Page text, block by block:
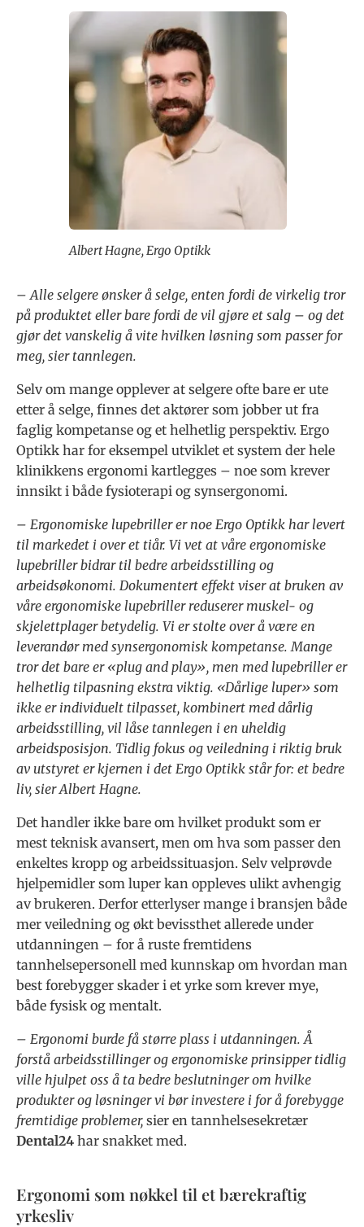
Albert Hagne, Ergo Optikk
– Alle selgere ønsker å selge, enten fordi de virkelig tror
på produktet eller bare fordi de vil gjøre et salg – og det
gjør det vanskelig å vite hvilken løsning som passer for
meg, sier tannlegen.
Selv om mange opplever at selgere ofte bare er ute
etter å selge, finnes det aktører som jobber ut fra
faglig kompetanse og et helhetlig perspektiv. Ergo
Optikk har for eksempel utviklet et system der hele
klinikkens ergonomi kartlegges – noe som krever
innsikt i både fysioterapi og synsergonomi.
– Ergonomiske lupebriller er noe Ergo Optikk har levert
til markedet i over et tiår. Vi vet at våre ergonomiske
lupebriller bidrar til bedre arbeidsstilling og
arbeidsøkonomi. Dokumentert effekt viser at bruken av
våre ergonomiske lupebriller reduserer muskel- og
skjelettplager betydelig. Vi er stolte over å være en
leverandør med synsergonomisk kompetanse. Mange
tror det bare er «plug and play», men med lupebriller er
helhetlig tilpasning ekstra viktig. «Dårlige luper» som
ikke er individuelt tilpasset, kombinert med dårlig
arbeidsstilling, vil låse tannlegen i en uheldig
arbeidsposisjon. Tidlig fokus og veiledning i riktig bruk
av utstyret er kjernen i det Ergo Optikk står for: et bedre
liv, sier Albert Hagne.
Det handler ikke bare om hvilket produkt som er
mest teknisk avansert, men om hva som passer den
enkeltes kropp og arbeidssituasjon. Selv velprøvde
hjelpemidler som luper kan oppleves ulikt avhengig
av brukeren. Derfor etterlyser mange i bransjen både
mer veiledning og økt bevissthet allerede under
utdanningen – for å ruste fremtidens
tannhelsepersonell med kunnskap om hvordan man
best forebygger skader i et yrke som krever mye,
både fysisk og mentalt.
– Ergonomi burde få større plass i utdanningen. Å
forstå arbeidsstillinger og ergonomiske prinsipper tidlig
ville hjulpet oss å ta bedre beslutninger om hvilke
produkter og løsninger vi bør investere i for å forebygge
fremtidige problemer, sier en tannhelsesekretær
Dental24 har snakket med.
Ergonomi som nøkkel til et bærekraftig
yrkesliv